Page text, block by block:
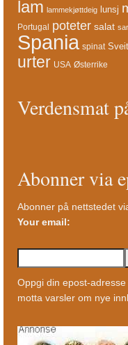
lam lammekjøttdeig lunsj
Portugal poteter salat sar
Spania spinat
urter USA Østerrike
Verdensmat
Abonner via
Abonner på nettstedet
Your email:
Oppgi din epost-
motta varsler om nye